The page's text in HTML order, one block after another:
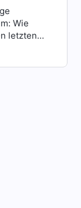
zu
Wie
letzten